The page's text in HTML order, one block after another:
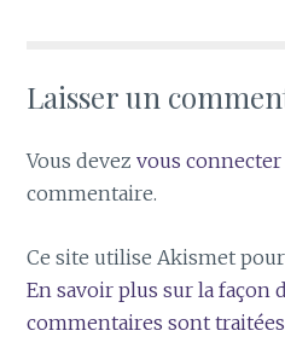
Laisser un
Vous devezvous connecter
commentaire.
Ce site utilise Akismet
En savoir plus sur la façon
commentaires sont traitées